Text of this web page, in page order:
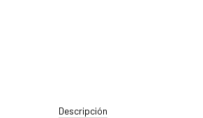
Descripción